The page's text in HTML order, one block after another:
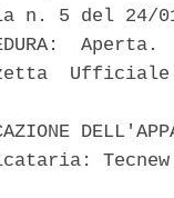
n. 5 del 24/
Aperta.